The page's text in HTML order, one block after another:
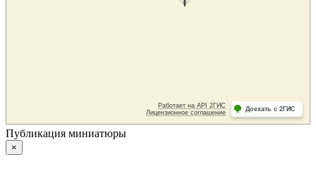
Публикация миниатюры
×